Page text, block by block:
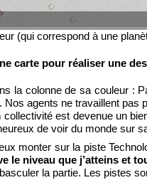
(qui correspond à une
carte pour réaliser une
la colonne de sa couleur :
Nos agents ne travaillent
est devenue un
de voir du monde sur
monter sur la piste
le niveau que j’atteins et
la partie. Les pistes